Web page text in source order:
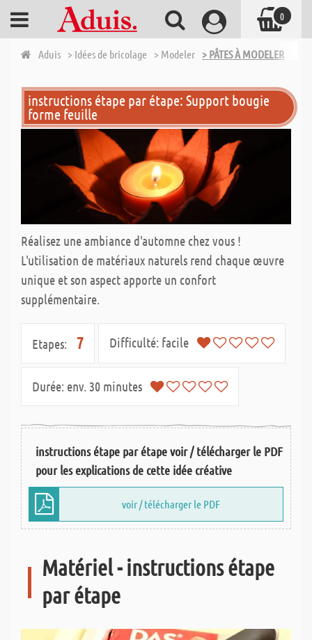
Aduis > Idées de bricolage > Modeler > PÂTES À MODELER
instructions étape par étape: Support bougie
forme feuille
Réalisez une ambiance d'automne chez vous !
L'utilisation de matériaux naturels rend chaque œuvre
unique et son aspect apporte un confort
supplémentaire.
Etapes: 7 Difficulté: facile
Durée: env. 30 minutes
instructions étape par étape voir / télécharger le PDF
pour les explications de cette idée créative
voir / télécharger le PDF
Matériel - instructions étape
par étape
0